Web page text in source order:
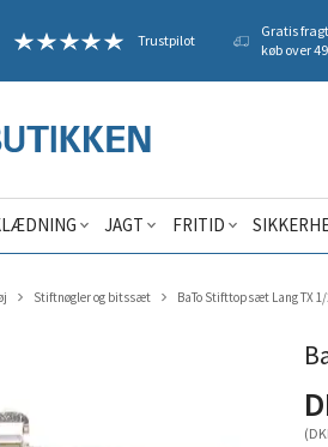
Trustpilot
Gratis
køb over
JAGT FRITID
Stiftnøgler og bitssæt BaTo Stifttopsæt Lang TX 1/